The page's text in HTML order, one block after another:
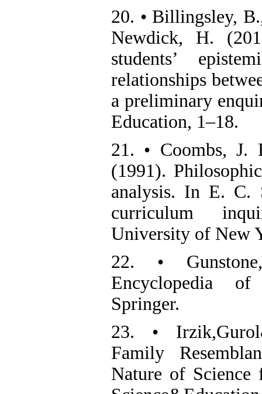
20. • Billingsley,
Newdick, H.
students’
relationships
a preliminary
Education, 1–18.
21. • Coombs,
(1991).
analysis. In E. C.
curriculum
University of New
22. • Gunstone,
Encyclopedia
Springer.
23. •
Family
Nature of Science